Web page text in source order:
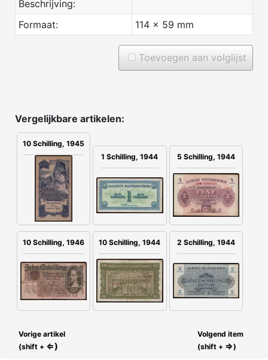
Beschrijving:
Formaat:
114 x 59 mm
Toevoegen aan volglijst
Vergelijkbare artikelen:
10 Schilling, 1945
1 Schilling, 1944
5 Schilling, 1944
10 Schilling, 1946 10 Schilling, 1944 2 Schilling, 1944
Vorige artikel
(shift + ⇐)
Volgend item
(shift + ⇒)